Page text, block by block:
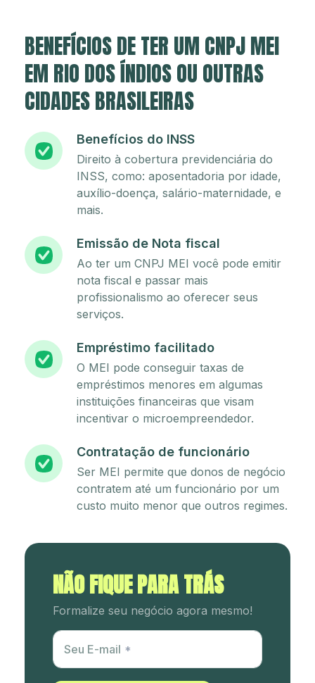
BENEFÍCIOS DE TER UM CNPJ MEI
EM RIO DOS ÍNDIOS OU OUTRAS
CIDADES BRASILEIRAS
Benefícios do INSS
Direito à cobertura previdenciária do
INSS, como: aposentadoria por idade,
auxílio-doença, salário-maternidade, e
mais.
Emissão de Nota fiscal
Ao ter um CNPJ MEI você pode emitir
nota fiscal e passar mais
profissionalismo ao oferecer seus
serviços.
Empréstimo facilitado
O MEI pode conseguir taxas de
empréstimos menores em algumas
instituições financeiras que visam
incentivar o microempreendedor.
Contratação de funcionário
Ser MEI permite que donos de negócio
contratem até um funcionário por um
custo muito menor que outros regimes.
NÃO FIQUE PARA TRÁS
Formalize seu negócio agora mesmo!
Utm Content
Seu E-mail